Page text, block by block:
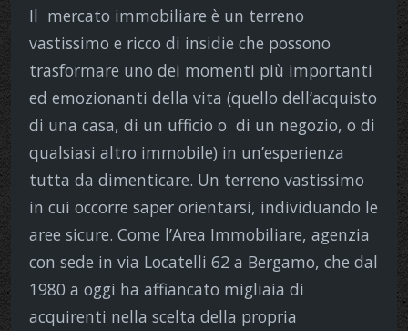
Il mercato immobiliare è un terreno
vastissimo e ricco di insidie che possono
trasformare uno dei momenti più importanti
ed emozionanti della vita (quello dell‘acquisto
di una casa, di un ufficio o di un negozio, o di
qualsiasi altro immobile) in un’esperienza
tutta da dimenticare. Un terreno vastissimo
in cui occorre saper orientarsi, individuando le
aree sicure. Come l’Area Immobiliare, agenzia
con sede in via Locatelli 62 a Bergamo, che dal
1980 a oggi ha affiancato migliaia di
acquirenti nella scelta della propria